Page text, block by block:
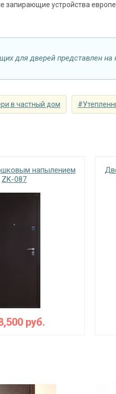
модели
устройства
для дверей представлен на
в частный дом
напылением
ZK-087
руб.